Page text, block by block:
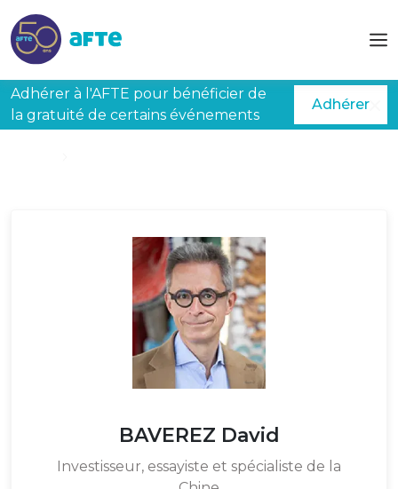
Adhérer à l'AFTE pour bénéficier de
la gratuité de certains événements
Adhérer
BAVEREZ David
Investisseur, essayiste et spécialiste de la